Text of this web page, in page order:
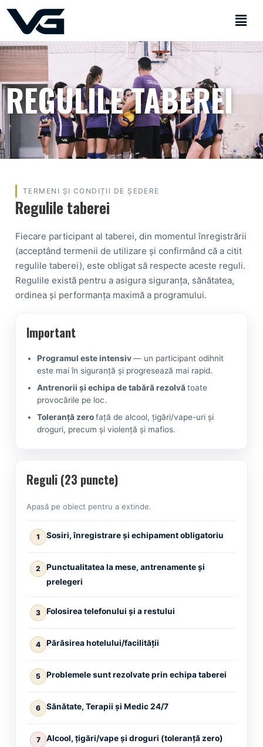
REGULILE TABEREI
TERMENI ȘI CONDIȚII DE ȘEDERE
Regulile taberei
Fiecare participant al taberei, din momentul înregistrării
(acceptând termenii de utilizare și confirmând că a citit
regulile taberei), este obligat să respecte aceste reguli.
Regulile există pentru a asigura siguranța, sănătatea,
ordinea și performanța maximă a programului.
Important
Programul este intensiv— un participant odihnit
este mai în siguranță și progresează mai rapid.
Antrenorii și echipa de tabără rezolvătoate
provocările pe loc.
Toleranță zerofață de alcool, țigări/vape-uri și
droguri, precum și violență și mafios.
Reguli (23 puncte)
Apasă pe obiect pentru a extinde.
1 Sosiri, înregistrare și echipament obligatoriu
2
Punctualitatea la mese, antrenamente și
prelegeri
3 Folosirea telefonului și a restului
4 Părăsirea hotelului/facilității
5 Problemele sunt rezolvate prin echipa taberei
6 Sănătate, Terapii și Medic 24/7
7 Alcool, țigări/vape și droguri (toleranță zero)